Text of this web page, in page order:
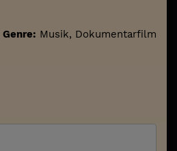
Genre: Musik, Dokumentarfilm